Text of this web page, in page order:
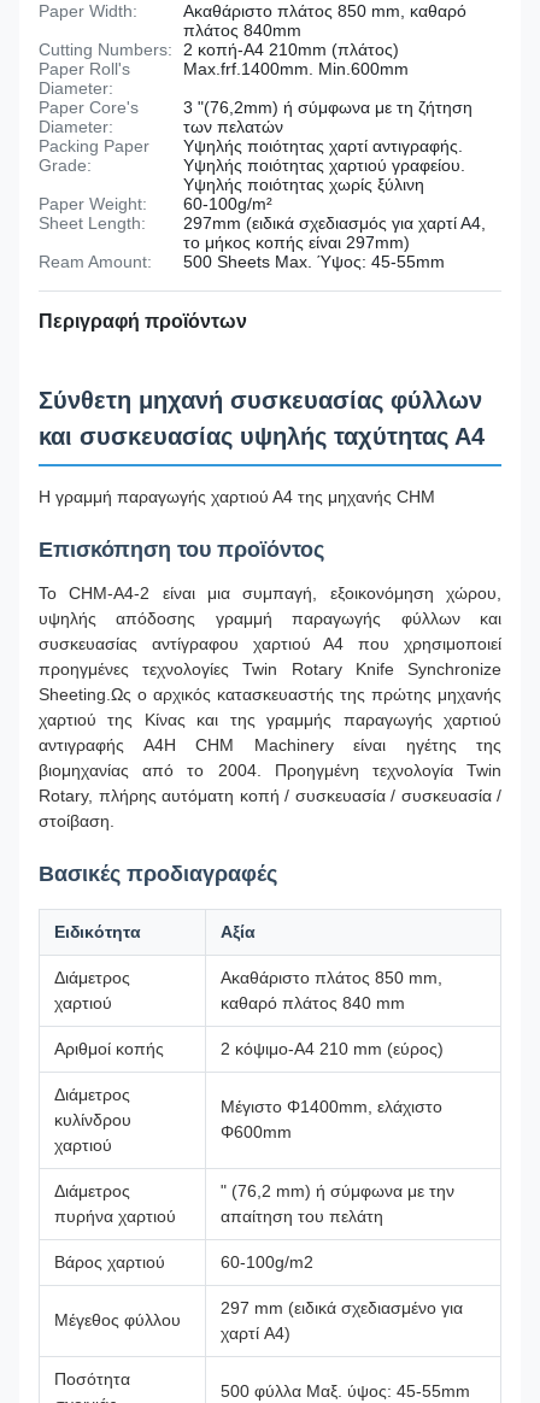
Paper Width:
Ακαθάριστο πλάτος 850 mm, καθαρό
πλάτος 840mm
Cutting Numbers:
2 κοπή-Α4 210mm (πλάτος)
Paper Roll's
Diameter:
Max.frf.1400mm. Min.600mm
Paper Core's
Diameter:
3 "(76,2mm) ή σύμφωνα με τη ζήτηση
των πελατών
Packing Paper
Grade:
Υψηλής ποιότητας χαρτί αντιγραφής.
Υψηλής ποιότητας χαρτιού γραφείου.
Υψηλής ποιότητας χωρίς ξύλινη
Paper Weight:
60-100g/m²
Sheet Length:
297mm (ειδικά σχεδιασμός για χαρτί Α4,
το μήκος κοπής είναι 297mm)
Ream Amount:
500 Sheets Max. Ύψος: 45-55mm
Περιγραφή προϊόντων
Σύνθετη μηχανή συσκευασίας φύλλων
και συσκευασίας υψηλής ταχύτητας Α4
Η γραμμή παραγωγής χαρτιού Α4 της μηχανής CHM
Επισκόπηση του προϊόντος
Το CHM-A4-2 είναι μια συμπαγή, εξοικονόμηση χώρου,
υψηλής απόδοσης γραμμή παραγωγής φύλλων και
συσκευασίας αντίγραφου χαρτιού Α4 που χρησιμοποιεί
προηγμένες τεχνολογίες Twin Rotary Knife Synchronize
Sheeting.Ως ο αρχικός κατασκευαστής της πρώτης μηχανής
χαρτιού της Κίνας και της γραμμής παραγωγής χαρτιού
αντιγραφής Α4Η CHM Machinery είναι ηγέτης της
βιομηχανίας από το 2004. Προηγμένη τεχνολογία Twin
Rotary, πλήρης αυτόματη κοπή / συσκευασία / συσκευασία /
στοίβαση.
Βασικές προδιαγραφές
Ειδικότητα Αξία
Διάμετρος
χαρτιού
Ακαθάριστο πλάτος 850 mm,
καθαρό πλάτος 840 mm
Αριθμοί κοπής 2 κόψιμο-A4 210 mm (εύρος)
Διάμετρος
κυλίνδρου
χαρτιού
Μέγιστο Φ1400mm, ελάχιστο
Φ600mm
Διάμετρος
πυρήνα χαρτιού
" (76,2 mm) ή σύμφωνα με την
απαίτηση του πελάτη
Βάρος χαρτιού 60-100g/m2
Μέγεθος φύλλου
297 mm (ειδικά σχεδιασμένο για
χαρτί A4)
Ποσότητα
500 φύλλα Μαξ. ύψος: 45-55mm